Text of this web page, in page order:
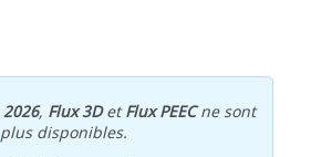
2026, Flux 3DetFlux PEECne sont
plus disponibles.